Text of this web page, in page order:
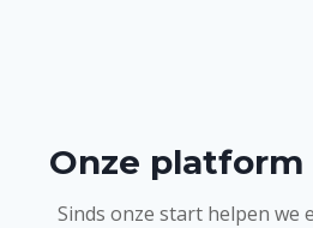
Onze
Sinds onze start helpen we